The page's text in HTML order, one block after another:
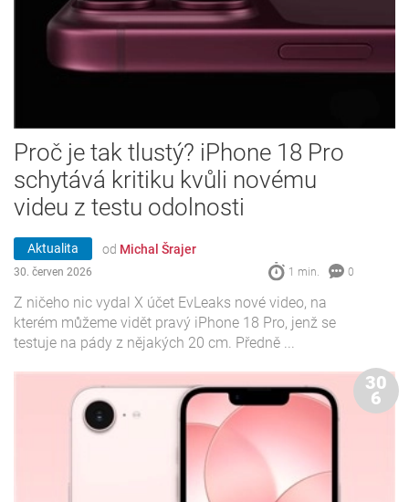
Proč je tak tlustý? iPhone 18 Pro
schytává kritiku kvůli novému
videu z testu odolnosti
Aktualita od Michal Šrajer
30. červen 2026 1 min. 0
Z ničeho nic vydal X účet EvLeaks nové video, na
kterém můžeme vidět pravý iPhone 18 Pro, jenž se
testuje na pády z nějakých 20 cm. Předně ...
30
6